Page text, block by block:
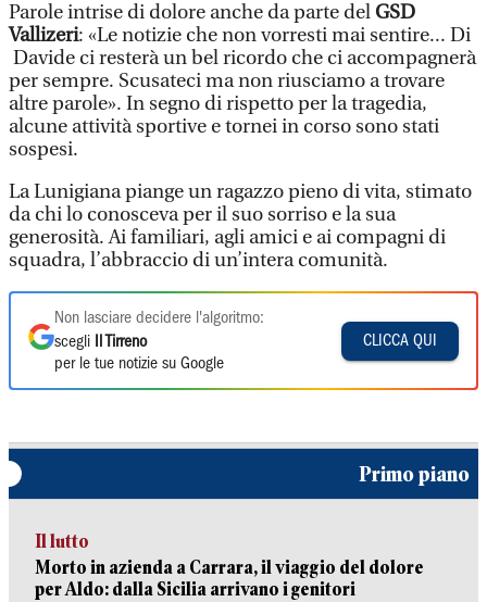
Parole intrise di dolore anche da parte delGSD
Vallizeri: «Le notizie che non vorresti mai sentire... Di
Davide ci resterà un bel ricordo che ci accompagnerà
per sempre. Scusateci ma non riusciamo a trovare
altre parole». In segno di rispetto per la tragedia,
alcune attività sportive e tornei in corso sono stati
sospesi.
La Lunigiana piange un ragazzo pieno di vita, stimato
da chi lo conosceva per il suo sorriso e la sua
generosità. Ai familiari, agli amici e ai compagni di
squadra, l’abbraccio di un’intera comunità.
Non lasciare decidere l'algoritmo:
scegli
Il Tirreno
per le tue notizie su Google
CLICCA QUI
Primo piano
Il lutto
Morto in azienda a Carrara, il viaggio del dolore
per Aldo: dalla Sicilia arrivano i genitori